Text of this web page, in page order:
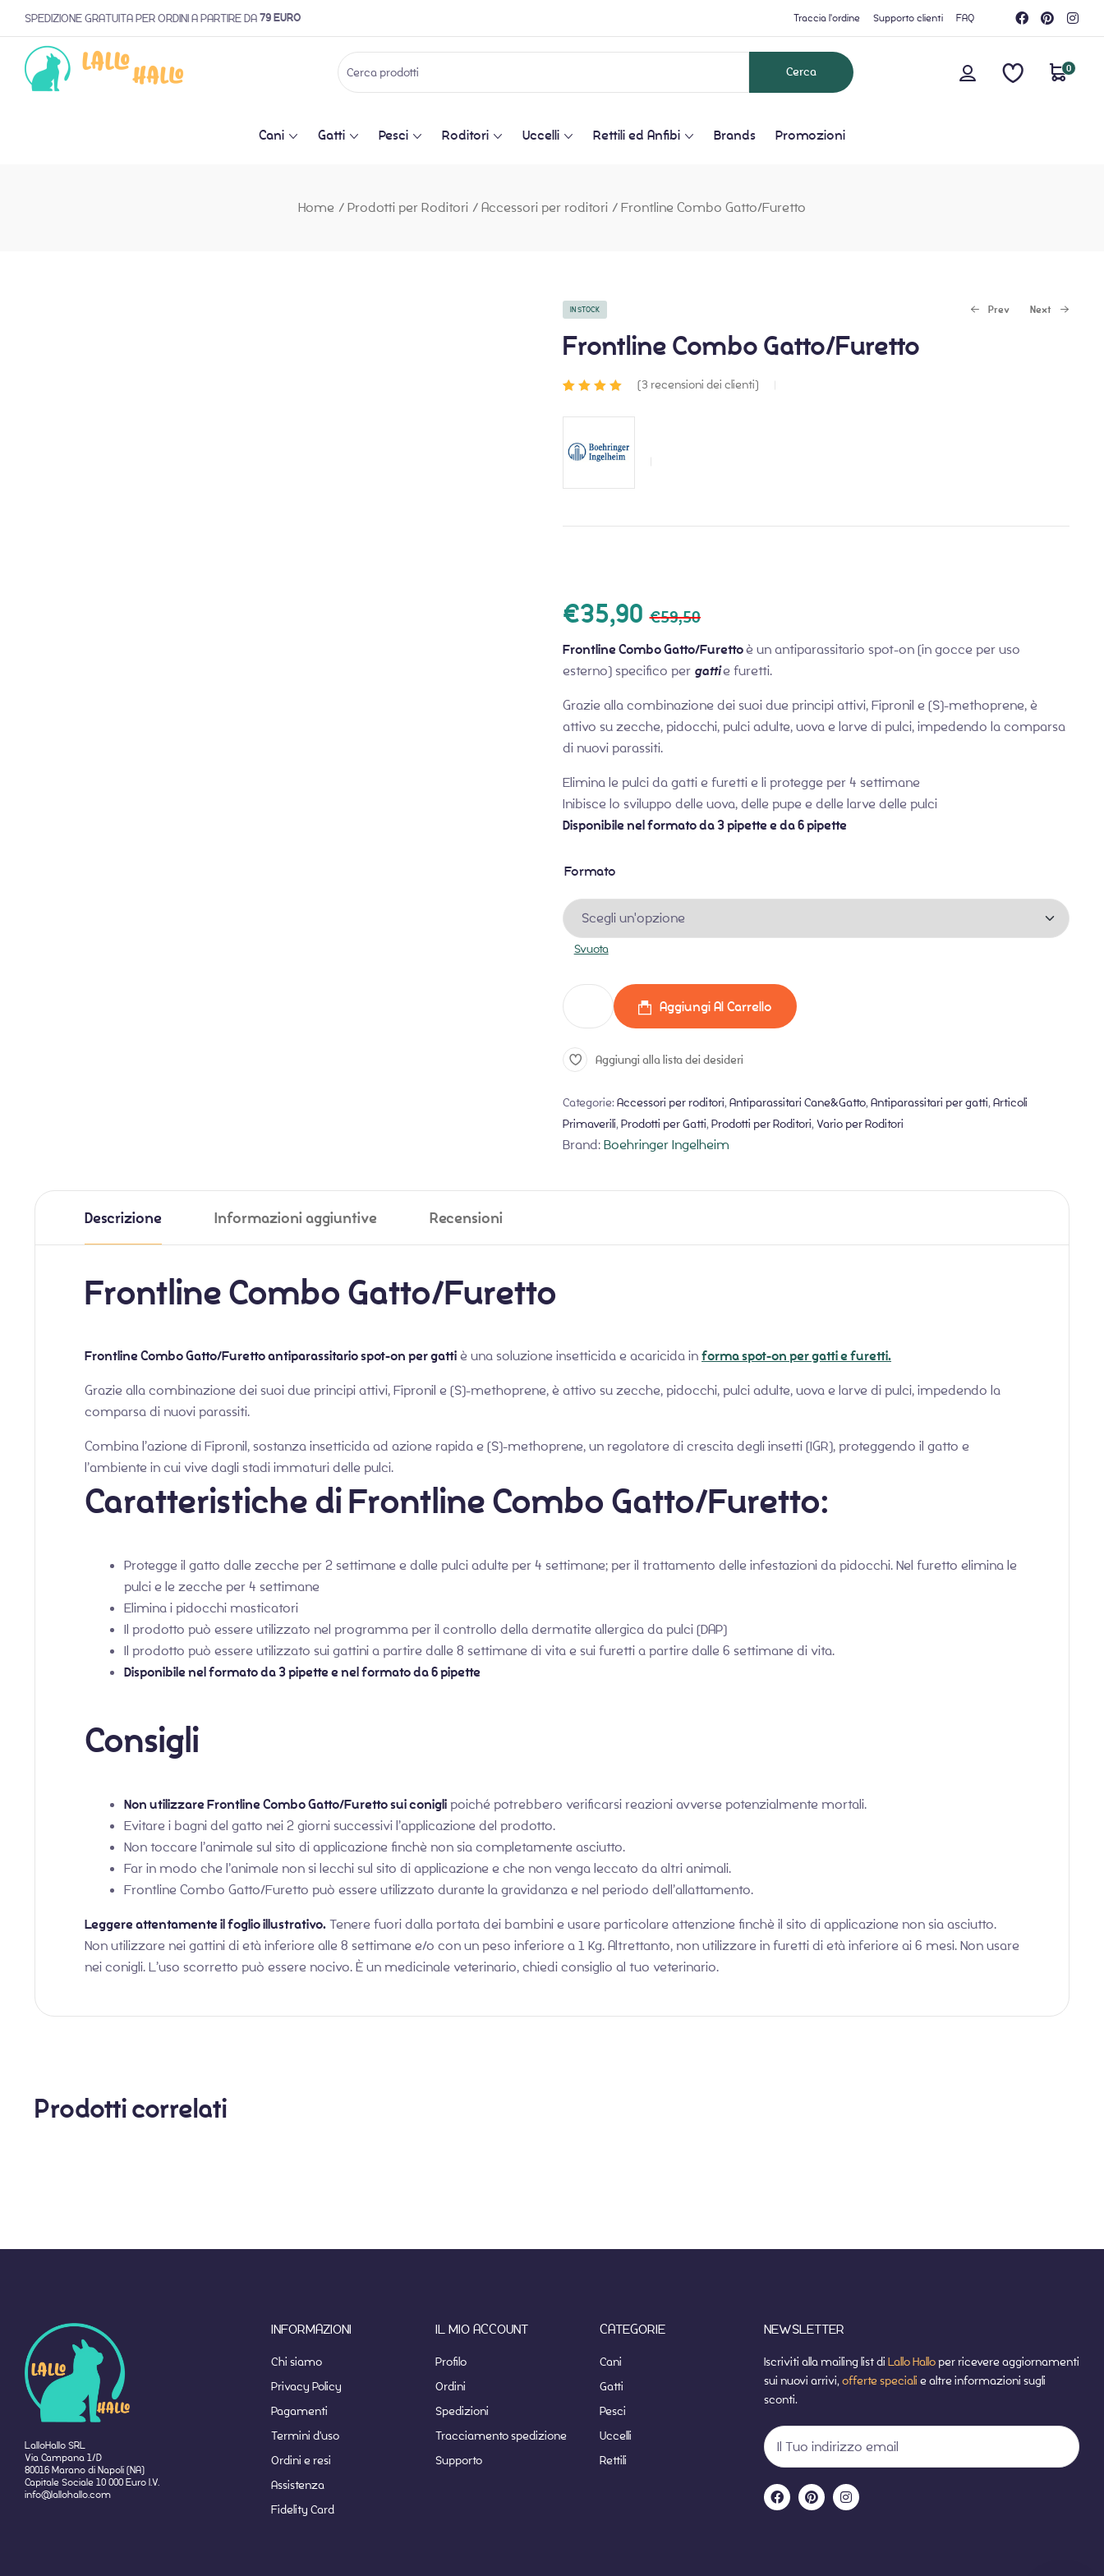
SPEDIZIONE GRATUITA PER ORDINI A PARTIRE DA79 EURO Traccia l'ordine Supporto clienti FAQ
0
Cani Gatti Pesci Roditori Uccelli Rettili ed Anfibi Brands Promozioni
Home / Prodotti per Roditori / Accessori per roditori / Frontline Combo Gatto/Furetto
IN STOCK Prev Next
Frontline Combo Gatto/Furetto
su 5 su
recensioni
(3 recensioni dei clienti)
€59,50
€35,90
Frontline Combo Gatto/Furettoè un antiparassitario spot-on (in gocce per uso
esterno) specifico per gattie furetti.
Grazie alla combinazione dei suoi due principi attivi, Fipronil e (S)-methoprene, è
attivo su zecche, pidocchi, pulci adulte, uova e larve di pulci, impedendo la comparsa
di nuovi parassiti.
Elimina le pulci da gatti e furetti e li protegge per 4 settimane
Inibisce lo sviluppo delle uova, delle pupe e delle larve delle pulci
Disponibile nel formato da 3 pipette e da 6 pipette
Formato
Svuota
Aggiungi Al Carrello
Aggiungi alla lista dei desideri
Categorie: Accessori per roditori, Antiparassitari Cane&Gatto, Antiparassitari per gatti, Articoli
Primaverili, Prodotti per Gatti, Prodotti per Roditori, Vario per Roditori
Brand:Boehringer Ingelheim
Descrizione Informazioni aggiuntive Recensioni
Frontline Combo Gatto/Furetto
Frontline Combo Gatto/Furetto antiparassitario spot-on per gattiè una soluzione insetticida e acaricida informa spot-on per gatti e furetti.
Grazie alla combinazione dei suoi due principi attivi, Fipronil e (S)-methoprene, è attivo su zecche, pidocchi, pulci adulte, uova e larve di pulci, impedendo la
comparsa di nuovi parassiti.
Combina l’azione di Fipronil, sostanza insetticida ad azione rapida e (S)-methoprene, un regolatore di crescita degli insetti (IGR), proteggendo il gatto e
l’ambiente in cui vive dagli stadi immaturi delle pulci.
Caratteristiche di Frontline Combo Gatto/Furetto:
Protegge il gatto dalle zecche per 2 settimane e dalle pulci adulte per 4 settimane; per il trattamento delle infestazioni da pidocchi. Nel furetto elimina le
pulci e le zecche per 4 settimane
Elimina i pidocchi masticatori
Il prodotto può essere utilizzato nel programma per il controllo della dermatite allergica da pulci (DAP)
Il prodotto può essere utilizzato sui gattini a partire dalle 8 settimane di vita e sui furetti a partire dalle 6 settimane di vita.
Disponibile nel formato da 3 pipette e nel formato da 6 pipette
Consigli
Non utilizzare Frontline Combo Gatto/Furetto sui coniglipoiché potrebbero verificarsi reazioni avverse potenzialmente mortali.
Evitare i bagni del gatto nei 2 giorni successivi l’applicazione del prodotto.
Non toccare l’animale sul sito di applicazione finchè non sia completamente asciutto.
Far in modo che l’animale non si lecchi sul sito di applicazione e che non venga leccato da altri animali.
Frontline Combo Gatto/Furetto può essere utilizzato durante la gravidanza e nel periodo dell’allattamento.
Leggere attentamente il foglio illustrativo.Tenere fuori dalla portata dei bambini e usare particolare attenzione finchè il sito di applicazione non sia asciutto.
Non utilizzare nei gattini di età inferiore alle 8 settimane e/o con un peso inferiore a 1 Kg. Altrettanto, non utilizzare in furetti di età inferiore ai 6 mesi. Non usare
nei conigli. L’uso scorretto può essere nocivo. È un medicinale veterinario, chiedi consiglio al tuo veterinario.
Prodotti correlati
LalloHallo SRL
Via Campana 1/D
80016 Marano di Napoli (NA)
Capitale Sociale 10 000 Euro I.V.
info@lallohallo.com
INFORMAZIONI
Chi siamo
Privacy Policy
Pagamenti
Termini d'uso
Ordini e resi
Assistenza
Fidelity Card
IL MIO ACCOUNT
Profilo
Ordini
Spedizioni
Tracciamento spedizione
Supporto
CATEGORIE
Cani
Gatti
Pesci
Uccelli
Rettili
NEWSLETTER
Iscriviti alla mailing list di Lallo Halloper ricevere aggiornamenti
sui nuovi arrivi,offerte speciali e altre informazioni sugli
sconti.